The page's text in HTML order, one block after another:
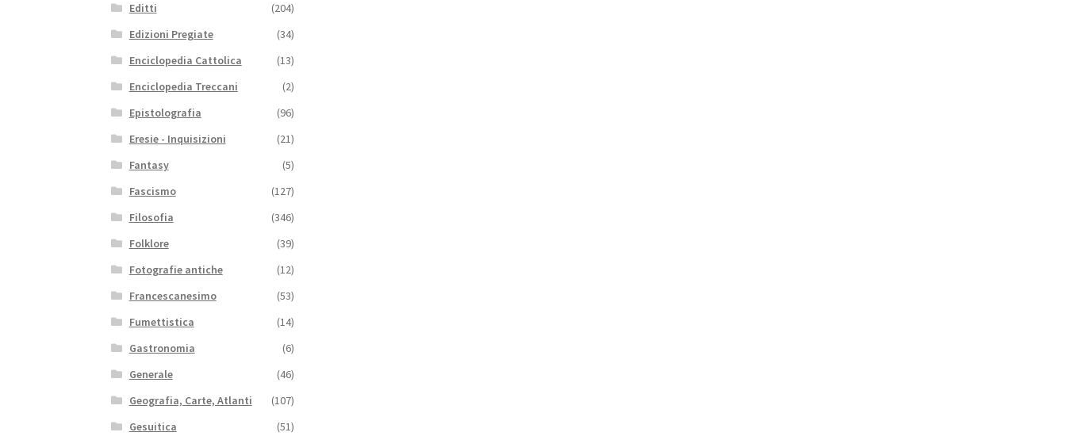
Editti
(204)
Edizioni Pregiate
(34)
Enciclopedia Cattolica
(13)
Enciclopedia Treccani
(2)
Epistolografia
(96)
Eresie - Inquisizioni
(21)
Fantasy
(5)
Fascismo
(127)
Filosofia
(346)
Folklore
(39)
Fotografie antiche
(12)
Francescanesimo
(53)
Fumettistica
(14)
Gastronomia
(6)
Generale
(46)
Geografia, Carte, Atlanti
(107)
Gesuitica
(51)